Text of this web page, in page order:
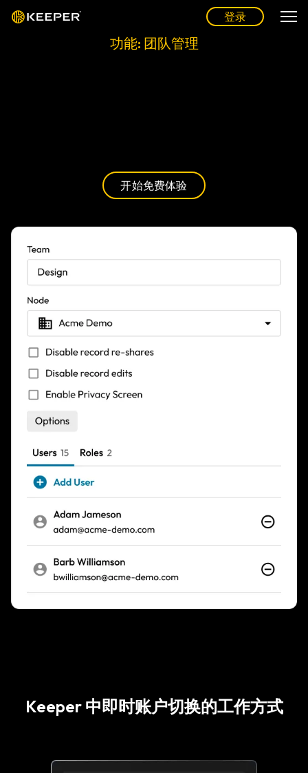
登录
功能: 团队管理
开始免费体验
Keeper 中即时账户切换的工作方式